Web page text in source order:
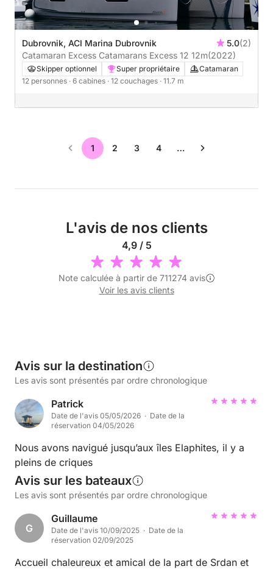
Dubrovnik, ACI Marina Dubrovnik 5.0(2)
Catamaran Excess Catamarans Excess 12 12m(2022)
Skipper optionnel Super propriétaire
Catamaran
12 personnes · 6 cabines · 12 couchages · 11.7 m
1 2 3 4 …
L'avis de nos clients
4,9 / 5
Note calculée à partir de 711274 avis
Voir les avis clients
Avis sur la destination
Les avis sont présentés par ordre chronologique
Patrick
Date de l'avis 05/05/2026 · Date de la
réservation 04/05/2026
Nous avons navigué jusqu’aux îles Elaphites, il y a
pleins de criques
Avis sur les bateaux
Les avis sont présentés par ordre chronologique
G
Guillaume
Date de l'avis 10/09/2025 · Date de la
réservation 02/09/2025
Accueil chaleureux et amical de la part de Srdan et